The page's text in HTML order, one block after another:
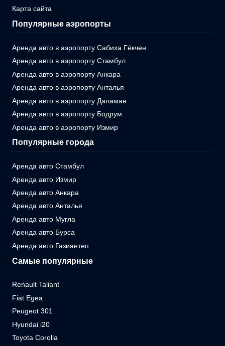
Карта сайта
Популярные аэропорты
Аренда авто в аэропорту Сабиха Гёкчен
Аренда авто в аэропорту Стамбул
Аренда авто в аэропорту Анкара
Аренда авто в аэропорту Анталья
Аренда авто в аэропорту Даламан
Аренда авто в аэропорту Бодрум
Аренда авто в аэропорту Измир
Популярные города
Аренда авто Стамбул
Аренда авто Измир
Аренда авто Анкара
Аренда авто Анталья
Аренда авто Мугла
Аренда авто Бурса
Аренда авто Газиантеп
Самые популярные
Renault Taliant
Fiat Egea
Peugeot 301
Hyundai i20
Toyota Corolla